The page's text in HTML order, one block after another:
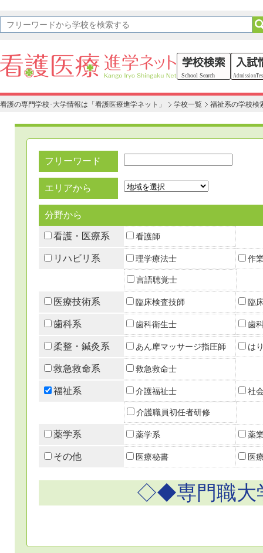
看護の専門学校･大学情報は「看護医療進学ネット」 学校一覧 福祉系の学校検
フリーワード
エリアから
分野から
看護・医療系 看護師
リハビリ系 理学療法士 作
言語聴覚士
医療技術系 臨床検査技師 臨
歯科系 歯科衛生士 歯
柔整・鍼灸系 あん摩マッサージ指圧師 は
救急救命系 救急救命士
福祉系 介護福祉士 社
介護職員初任者研修
薬学系 薬学系 薬
その他 医療秘書 医
◇◆専門職大